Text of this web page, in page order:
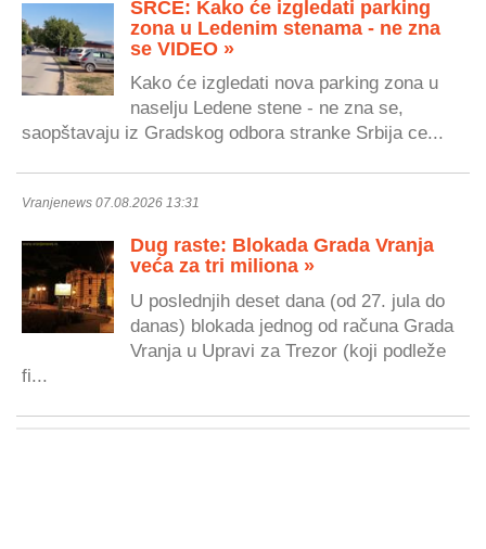
SRCE: Kako će izgledati parking
zona u Ledenim stenama - ne zna
se VIDEO »
Kako će izgledati nova parking zona u
naselju Ledene stene - ne zna se,
saopštavaju iz Gradskog odbora stranke Srbija ce...
Vranjenews 07.08.2026 13:31
Dug raste: Blokada Grada Vranja
veća za tri miliona »
U poslednjih deset dana (od 27. jula do
danas) blokada jednog od računa Grada
Vranja u Upravi za Trezor (koji podleže
fi...